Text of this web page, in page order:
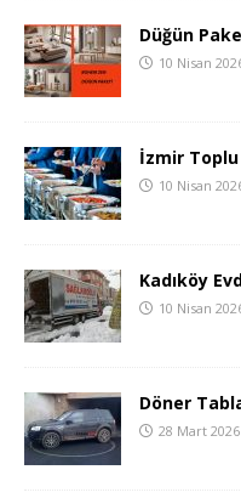
Düğün
10 Nisan
İzmir
10 Nisan
Kadıköy
10 Nisan
Döner
28 Mart 2026